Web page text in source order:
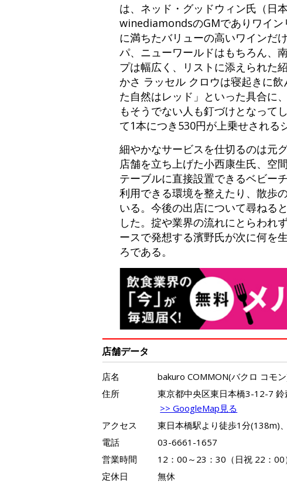
は、ネッド・グッドウィン氏（日
winediamondsのGMでありワイン
に満ちたバリューの高いワインだ
パ、ニューワールドはもちろん、
プは幅広く、リストに添えられた
かさ ラッセル クロウは寝起きに
た自然はレッド」といった具合に
もそうでない人も釘づけとなって
て1本につき530円が上乗せされる
細やかなサービスを仕切るのは元
店舗を立ち上げた小西康生氏、空
テーブルに直接設置できるベビー
利用できる環境を整えたり、散歩
いる。今後の出店について尋ねる
した。掟や業界の流れにとらわれ
ースで発想する濱野氏が次に何を
ろである。
店舗データ
店名
bakuro COMMON(バクロ コモ
住所
東京都中央区東日本橋3-12-7 鈴
>> GoogleMap見る
アクセス
東日本橋駅より徒歩1分(138m)
電話
03-6661-1657
営業時間
12：00～23：30（日祝 22：00
定休日
無休